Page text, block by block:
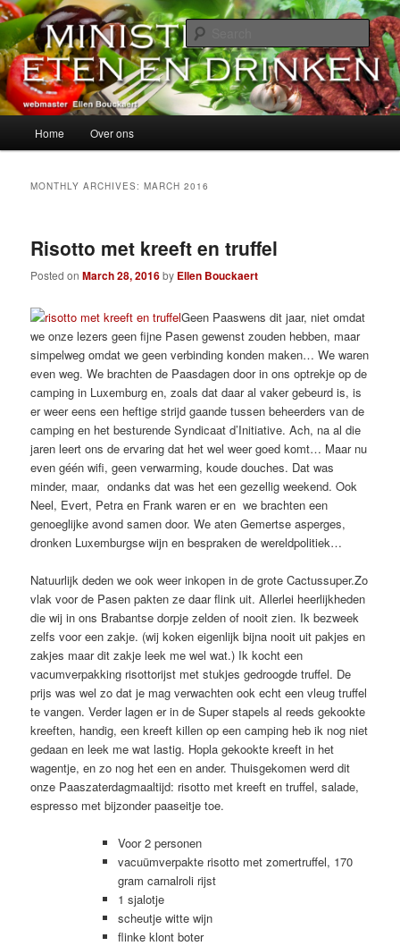
Skip
to
primary
content
Skip
to
secondary
contentMinisterie van Eten en Drinken
alles over eten, drinken en andere genoegens…
Home Over ons
MONTHLY ARCHIVES:MARCH 2016
Risotto met kreeft en truffel
Posted onMarch 28, 2016by Ellen Bouckaert
Geen Paaswens dit jaar, niet omdat
we onze lezers geen fijne Pasen gewenst zouden hebben, maar
simpelweg omdat we geen verbinding konden maken… We waren
even weg. We brachten de Paasdagen door in ons optrekje op de
camping in Luxemburg en, zoals dat daar al vaker gebeurd is, is
er weer eens een heftige strijd gaande tussen beheerders van de
camping en het besturende Syndicaat d’Initiative. Ach, na al die
jaren leert ons de ervaring dat het wel weer goed komt… Maar nu
even géén wifi, geen verwarming, koude douches. Dat was
minder, maar, ondanks dat was het een gezellig weekend. Ook
Neel, Evert, Petra en Frank waren er en we brachten een
genoeglijke avond samen door. We aten Gemertse asperges,
dronken Luxemburgse wijn en bespraken de wereldpolitiek…
Natuurlijk deden we ook weer inkopen in de grote Cactussuper.Zo
vlak voor de Pasen pakten ze daar flink uit. Allerlei heerlijkheden
die wij in ons Brabantse dorpje zelden of nooit zien. Ik bezweek
zelfs voor een zakje. (wij koken eigenlijk bijna nooit uit pakjes en
zakjes maar dit zakje leek me wel wat.) Ik kocht een
vacumverpakking risottorijst met stukjes gedroogde truffel. De
prijs was wel zo dat je mag verwachten ook echt een vleug truffel
te vangen. Verder lagen er in de Super stapels al reeds gekookte
kreeften, handig, een kreeft killen op een camping heb ik nog niet
gedaan en leek me wat lastig. Hopla gekookte kreeft in het
wagentje, en zo nog het een en ander. Thuisgekomen werd dit
onze Paaszaterdagmaaltijd: risotto met kreeft en truffel, salade,
espresso met bijzonder paaseitje toe.
Voor 2 personen
vacuümverpakte risotto met zomertruffel, 170
gram carnalroli rijst
1 sjalotje
scheutje witte wijn
flinke klont boter